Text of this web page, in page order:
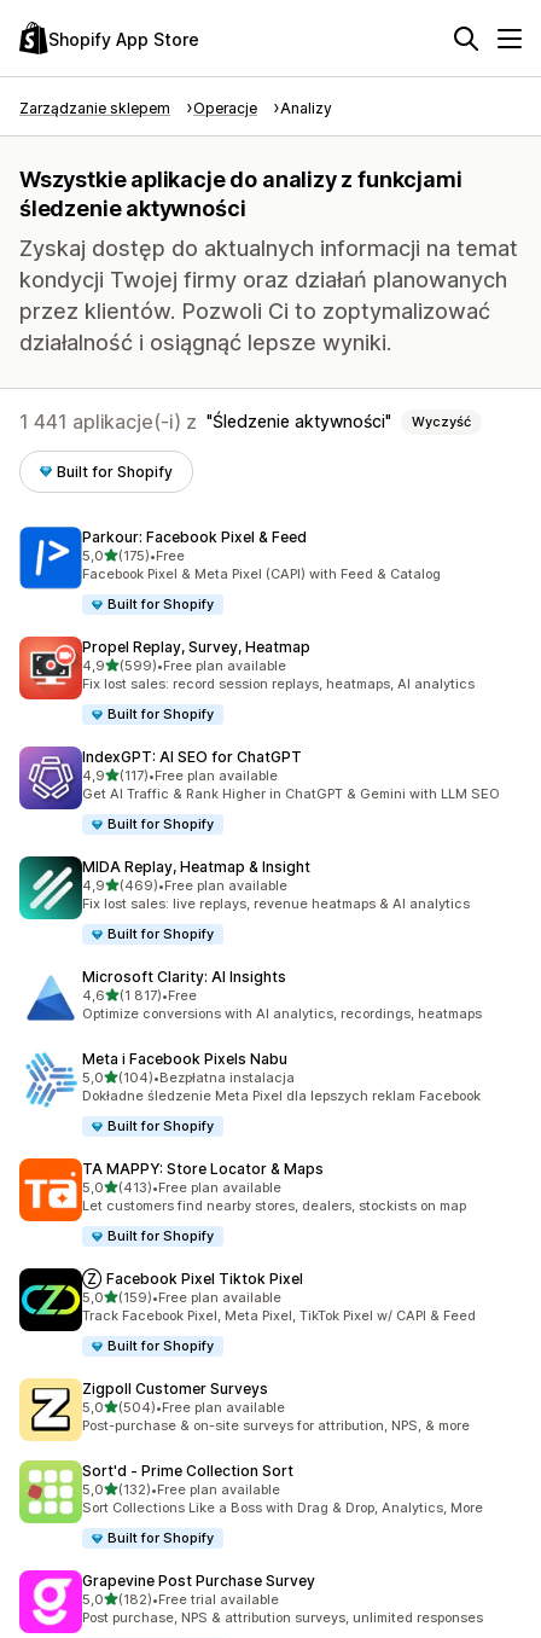
Shopify App Store
Zarządzanie sklepem Operacje Analizy
Wszystkie aplikacje do analizy z funkcjami
śledzenie aktywności
Zyskaj dostęp do aktualnych informacji na temat
kondycji Twojej firmy oraz działań planowanych
przez klientów. Pozwoli Ci to zoptymalizować
działalność i osiągnąć lepsze wyniki.
1 441 aplikacje(-i) z Śledzenie aktywności Wyczyść
Built for Shopify
Parkour: Facebook Pixel & Feed
5,0na 5 gwiazdek
(175)
Łączna liczba recenzji: 175
•Free
Facebook Pixel & Meta Pixel (CAPI) with Feed & Catalog
Built for Shopify
Propel Replay, Survey, Heatmap
4,9na 5 gwiazdek
(599)
Łączna liczba recenzji: 599
•Free plan available
Fix lost sales: record session replays, heatmaps, AI analytics
Built for Shopify
IndexGPT: AI SEO for ChatGPT
4,9na 5 gwiazdek
(117)
Łączna liczba recenzji: 117
•Free plan available
Get AI Traffic & Rank Higher in ChatGPT & Gemini with LLM SEO
Built for Shopify
MIDA Replay, Heatmap & Insight
4,9na 5 gwiazdek
(469)
Łączna liczba recenzji: 469
•Free plan available
Fix lost sales: live replays, revenue heatmaps & AI analytics
Built for Shopify
Microsoft Clarity: AI Insights
4,6na 5 gwiazdek
(1 817)
Łączna liczba recenzji: 1817
•Free
Optimize conversions with AI analytics, recordings, heatmaps
Meta i Facebook Pixels Nabu
5,0na 5 gwiazdek
(104)
Łączna liczba recenzji: 104
•Bezpłatna instalacja
Dokładne śledzenie Meta Pixel dla lepszych reklam Facebook
Built for Shopify
TA MAPPY: Store Locator & Maps
5,0na 5 gwiazdek
(413)
Łączna liczba recenzji: 413
•Free plan available
Let customers find nearby stores, dealers, stockists on map
Built for Shopify
Ⓩ Facebook Pixel Tiktok Pixel
5,0na 5 gwiazdek
(159)
Łączna liczba recenzji: 159
•Free plan available
Track Facebook Pixel, Meta Pixel, TikTok Pixel w/ CAPI & Feed
Built for Shopify
Zigpoll Customer Surveys
5,0na 5 gwiazdek
(504)
Łączna liczba recenzji: 504
•Free plan available
Post-purchase & on-site surveys for attribution, NPS, & more
Sort'd ‑ Prime Collection Sort
5,0na 5 gwiazdek
(132)
Łączna liczba recenzji: 132
•Free plan available
Sort Collections Like a Boss with Drag & Drop, Analytics, More
Built for Shopify
Grapevine Post Purchase Survey
5,0na 5 gwiazdek
(182)
Łączna liczba recenzji: 182
•Free trial available
Post purchase, NPS & attribution surveys, unlimited responses